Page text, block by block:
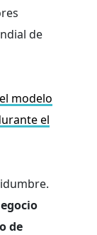
de
modelo
el
de